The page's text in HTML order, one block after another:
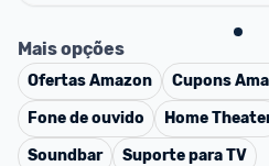
Mais opções
OfertasAmazon Cupons
Fone de ouvido
Home
Soundbar
Suporte para TV